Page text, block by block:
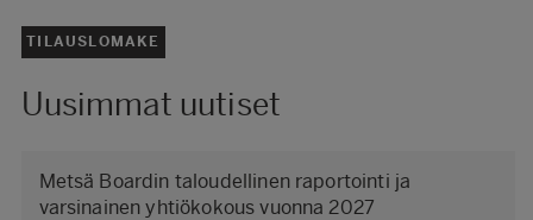
TILAUSLOMAKE
Uusimmat uutiset
Metsä Boardin taloudellinen raportointi ja
varsinainen yhtiökokous vuonna 2027